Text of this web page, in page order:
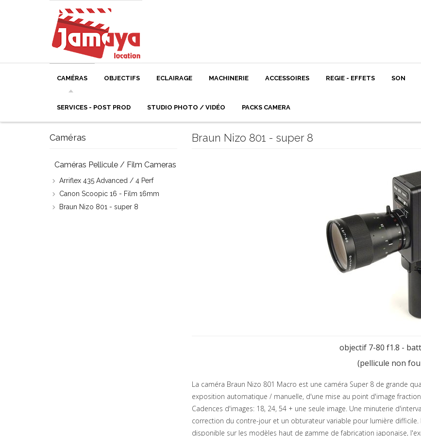
CAMÉRAS OBJECTIFS ECLAIRAGE MACHINERIE ACCESSOIRES REGIE - EFFETS SON
SERVICES - POST PROD STUDIO PHOTO / VIDÉO PACKS CAMERA
Caméras
Caméras Pellicule / Film Cameras
Arriflex 435 Advanced / 4 Perf
Canon Scoopic 16 - Film 16mm
Braun Nizo 801 - super 8
Braun Nizo 801 - super 8
objectif 7-80 f1.8 -
(pellicule non
La caméra Braun Nizo 801 Macro est une caméra Super 8 de grande
exposition automatique / manuelle, d'une mise au point d'image
Cadences d'images: 18, 24, 54 + une seule image. Une minuterie
correction du contre-jour et un obturateur variable pour lumière difficile.
disponible sur les modèles haut de gamme de fabrication japonaise,